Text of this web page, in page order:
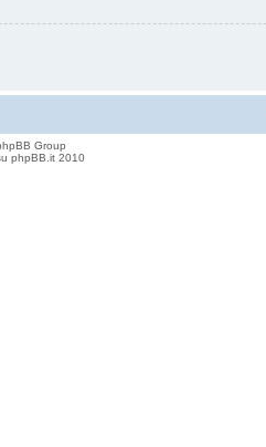
Group
phpBB.it 2010